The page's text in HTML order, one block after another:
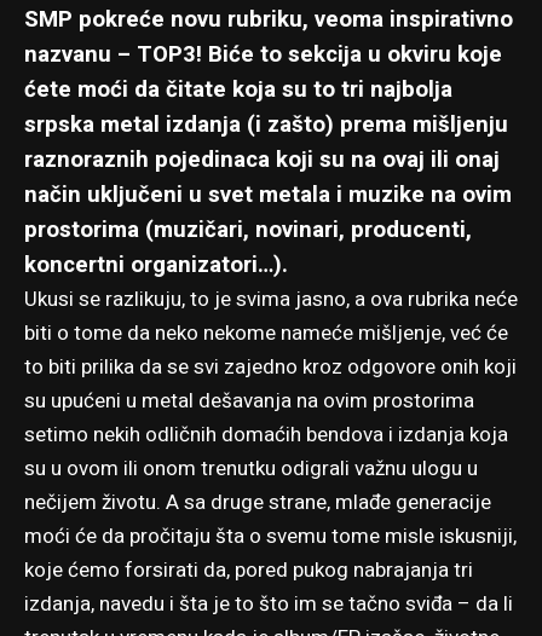
SMP pokreće novu rubriku, veoma inspirativno
nazvanu – TOP3! Biće to sekcija u okviru koje
ćete moći da čitate koja su to tri najbolja
srpska metal izdanja (i zašto) prema mišljenju
raznoraznih pojedinaca koji su na ovaj ili onaj
način uključeni u svet metala i muzike na ovim
prostorima (muzičari, novinari, producenti,
koncertni organizatori…).
Ukusi se razlikuju, to je svima jasno, a ova rubrika neće
biti o tome da neko nekome nameće mišljenje, već će
to biti prilika da se svi zajedno kroz odgovore onih koji
su upućeni u metal dešavanja na ovim prostorima
setimo nekih odličnih domaćih bendova i izdanja koja
su u ovom ili onom trenutku odigrali važnu ulogu u
nečijem životu. A sa druge strane, mlađe generacije
moći će da pročitaju šta o svemu tome misle iskusniji,
koje ćemo forsirati da, pored pukog nabrajanja tri
izdanja, navedu i šta je to što im se tačno sviđa – da li